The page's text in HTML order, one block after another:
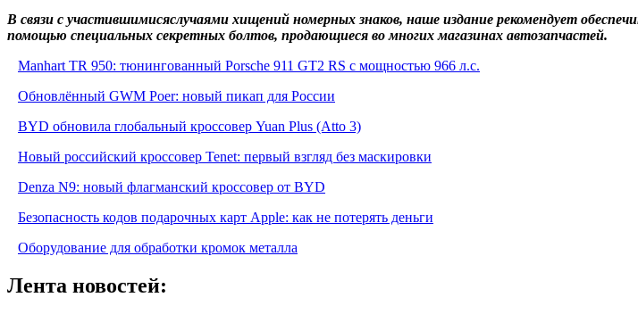
В связи с участившимисяслучаями хищений номерных знаков, наше издание рекомендует
помощью специальных секретных болтов, продающиеся во многих магазинах автозапчастей.
Manhart TR 950: тюнингованный Porsche 911 GT2 RS с мощностью 966 л.с.
Обновлённый GWM Poer: новый пикап для России
BYD обновила глобальный кроссовер Yuan Plus (Atto 3)
Новый российский кроссовер Tenet: первый взгляд без маскировки
Denza N9: новый флагманский кроссовер от BYD
Безопасность кодов подарочных карт Apple: как не потерять деньги
Оборудование для обработки кромок металла
Лента новостей: